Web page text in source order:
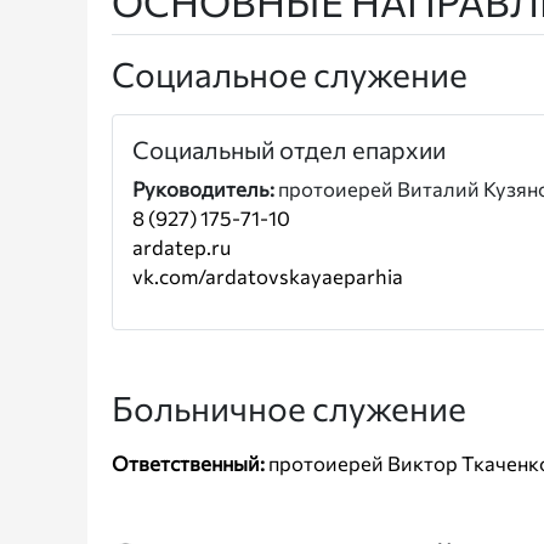
Социальное служение
Социальный отдел епархии
Руководитель: протоиерей Виталий
8 (927) 175-71-10
ardatep.ru
vk.com/ardatovskayaeparhia
Больничное служение
Ответственный: протоиерей Виктор